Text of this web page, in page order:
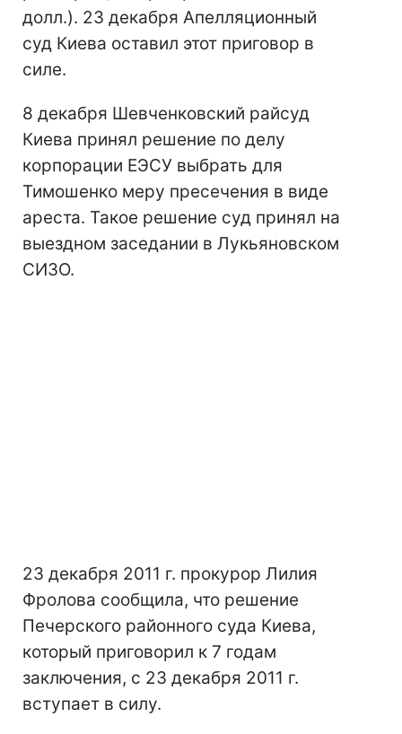
долл.). 23 декабря Апелляционный
суд Киева оставил этот приговор в
силе.
8 декабря Шевченковский райсуд
Киева принял решение по делу
корпорации ЕЭСУ выбрать для
Тимошенко меру пресечения в виде
ареста. Такое решение суд принял на
выездном заседании в Лукьяновском
СИЗО.
23 декабря 2011 г. прокурор Лилия
Фролова сообщила, что решение
Печерского районного суда Киева,
который приговорил к 7 годам
заключения, с 23 декабря 2011 г.
вступает в силу.